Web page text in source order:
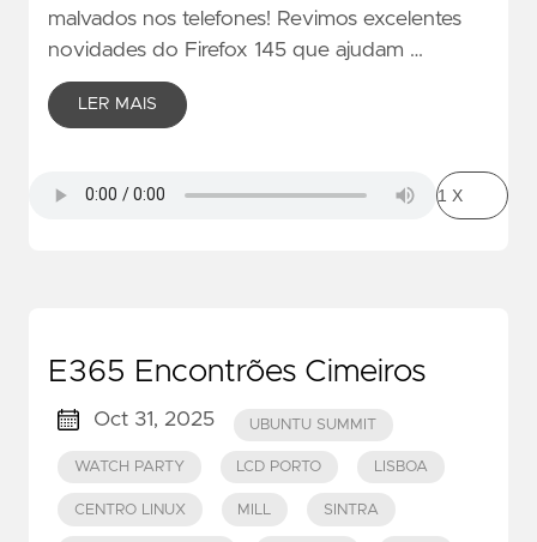
malvados nos telefones! Revimos excelentes
novidades do Firefox 145 que ajudam …
LER MAIS
E365 Encontrões Cimeiros
Oct 31, 2025 UBUNTU SUMMIT
WATCH PARTY LCD PORTO LISBOA
CENTRO LINUX MILL SINTRA